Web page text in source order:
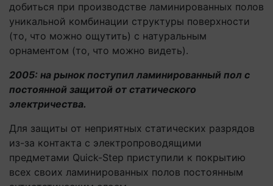
добиться при производстве ламинированных полов
уникальной комбинации структуры поверхности
(то, что можно ощутить) с натуральным
орнаментом (то, что можно видеть).
2005: на рынок поступил ламинированный пол с
постоянной защитой от статического
электричества.
Для защиты от неприятных статических разрядов
из-за контакта с электропроводящими
предметами Quick-Step приступили к покрытию
всех своих ламинированных полов постоянным